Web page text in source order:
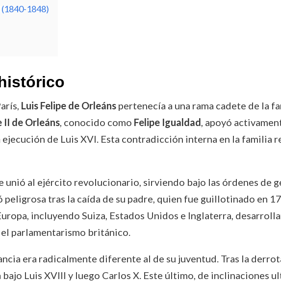
(1840-1848)
Luis Felipe de Orleánspertenecía a una rama cadete de la
II de Orleáns, conocido como Felipe Igualdad, apoyó
de Luis XVI. Esta contradicción interna en la familia
unió al ejército revolucionario, sirviendo bajo las órdenes de
peligrosa tras la caída de su padre, quien fue guillotinado en
incluyendo Suiza, Estados Unidos e Inglaterra,
parlamentarismo británico.
era radicalmente diferente al de su juventud. Tras la
Luis XVIII y luego Carlos X. Este último, de inclinaciones